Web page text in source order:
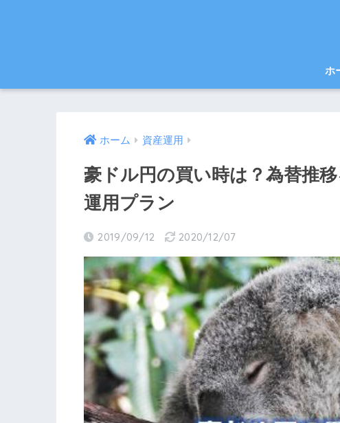
ホ
ホーム 資産運用
豪ドル円の買い時は？為替推
運用プラン
2019/09/12 2020/12/07